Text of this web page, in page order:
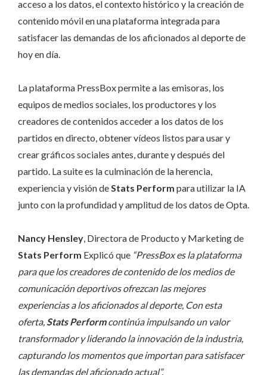
acceso a los datos, el contexto histórico y la creación de
contenido móvil en una plataforma integrada para
satisfacer las demandas de los aficionados al deporte de
hoy en día.
La plataforma PressBox permite a las emisoras, los
equipos de medios sociales, los productores y los
creadores de contenidos acceder a los datos de los
partidos en directo, obtener vídeos listos para usar y
crear gráficos sociales antes, durante y después del
partido. La suite es la culminación de la herencia,
experiencia y visión de Stats Perform para utilizar la IA
junto con la profundidad y amplitud de los datos de Opta.
Nancy Hensley , Directora de Producto y Marketing de
Stats Perform Explicó que “PressBox es la plataforma
para que los creadores de contenido de los medios de
comunicación deportivos ofrezcan las mejores
experiencias a los aficionados al deporte, Con esta
oferta, Stats Performcontinúa impulsando un valor
transformador y liderando la innovación de la industria,
capturando los momentos que importan para satisfacer
las demandas del aficionado actual”.